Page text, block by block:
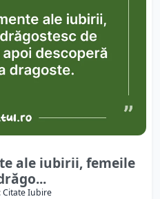
ale iubirii, femeile
Citate Iubire